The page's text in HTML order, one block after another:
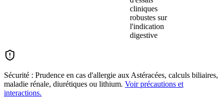
cliniques
robustes sur
l'indication
digestive
Sécurité : Prudence en cas d'allergie aux Astéracées, calculs biliaires,
maladie rénale, diurétiques ou lithium. Voir précautions et
interactions.